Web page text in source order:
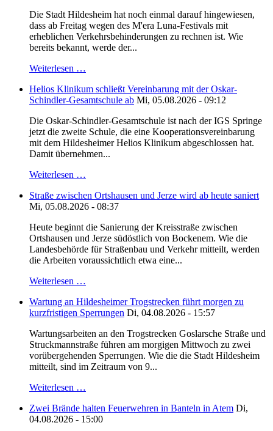
Die Stadt Hildesheim hat noch einmal darauf hingewiesen,
dass ab Freitag wegen des M'era Luna-Festivals mit
erheblichen Verkehrsbehinderungen zu rechnen ist. Wie
bereits bekannt, werde der...
Weiterlesen …
Helios Klinikum schließt Vereinbarung mit der Oskar-
Schindler-Gesamtschule ab Mi, 05.08.2026 - 09:12
Die Oskar-Schindler-Gesamtschule ist nach der IGS Springe
jetzt die zweite Schule, die eine Kooperationsvereinbarung
mit dem Hildesheimer Helios Klinikum abgeschlossen hat.
Damit übernehmen...
Weiterlesen …
Straße zwischen Ortshausen und Jerze wird ab heute saniert
Mi, 05.08.2026 - 08:37
Heute beginnt die Sanierung der Kreisstraße zwischen
Ortshausen und Jerze südöstlich von Bockenem. Wie die
Landesbehörde für Straßenbau und Verkehr mitteilt, werden
die Arbeiten voraussichtlich etwa eine...
Weiterlesen …
Wartung an Hildesheimer Trogstrecken führt morgen zu
kurzfristigen Sperrungen Di, 04.08.2026 - 15:57
Wartungsarbeiten an den Trogstrecken Goslarsche Straße und
Struckmannstraße führen am morgigen Mittwoch zu zwei
vorübergehenden Sperrungen. Wie die die Stadt Hildesheim
mitteilt, sind im Zeitraum von 9...
Weiterlesen …
Zwei Brände halten Feuerwehren in Banteln in Atem Di,
04.08.2026 - 15:00